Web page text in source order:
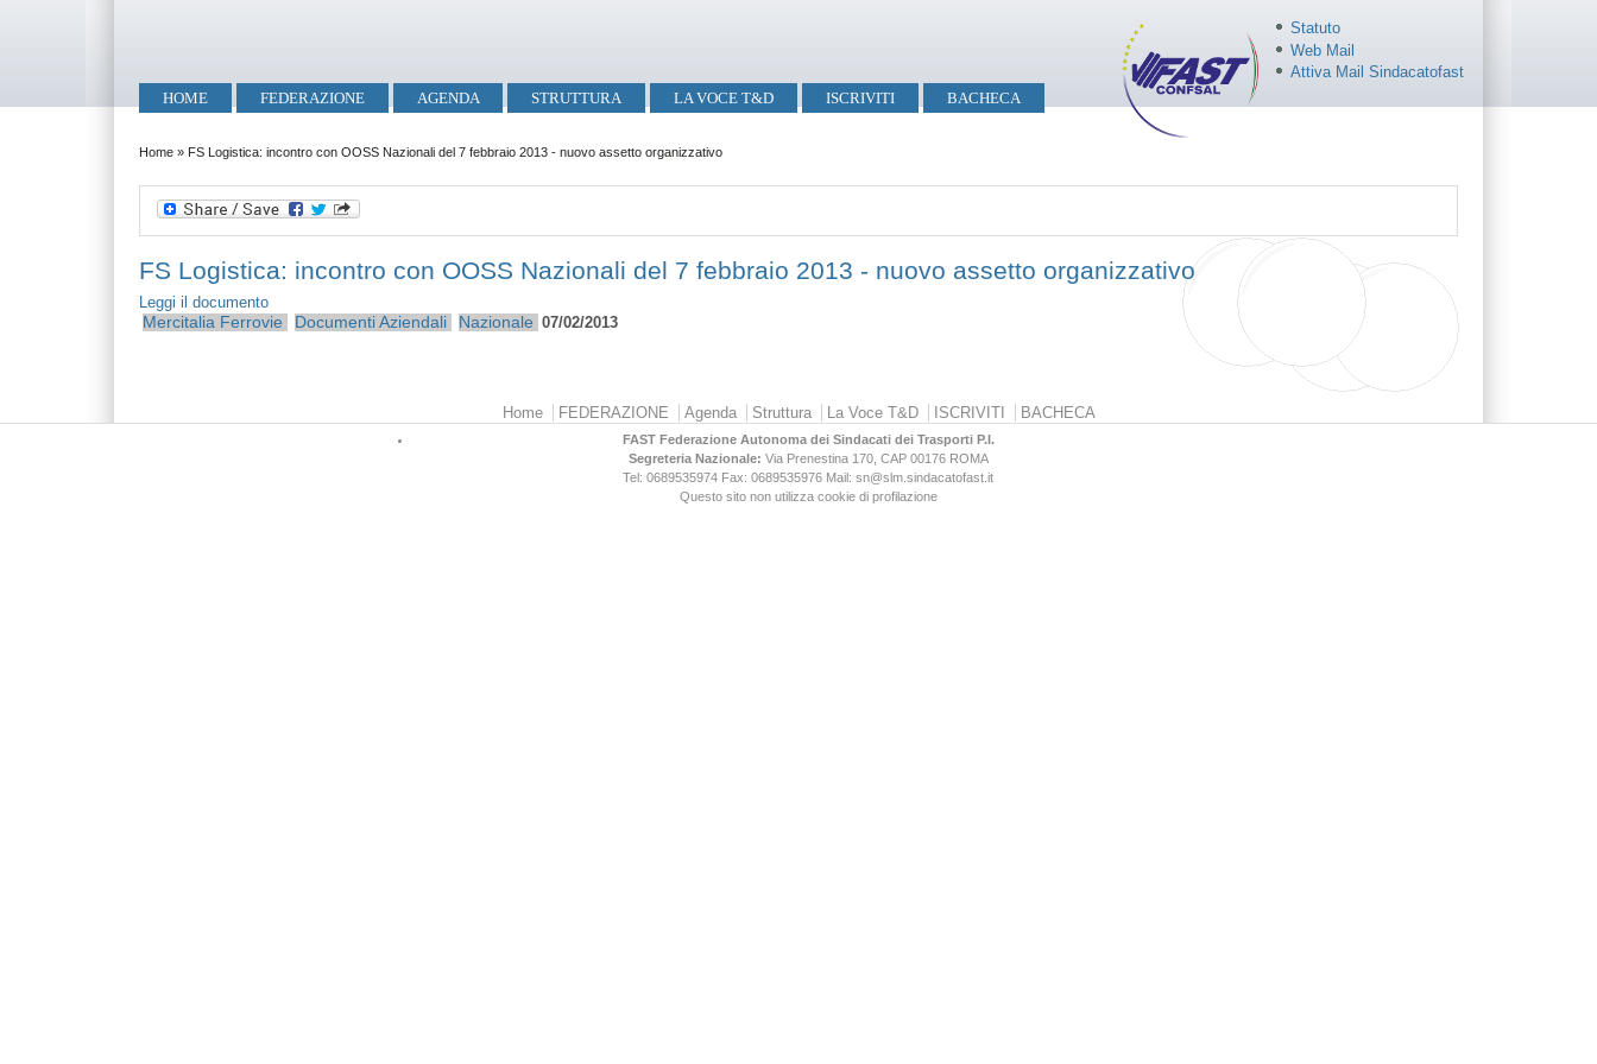
Statuto
Web Mail
Attiva Mail Sindacatofast
Menu principale
HOME FEDERAZIONE AGENDA STRUTTURA LA VOCE T&D ISCRIVITI
BACHECA
Tu sei qui
Home » FS Logistica: incontro con OOSS Nazionali del 7 febbraio 2013 - nuovo assetto organizzativo
FS Logistica: incontro con OOSS Nazionali del 7 febbraio 2013 - nuovo assetto organizzativo
Leggi il documento
Mercitalia Ferrovie Documenti Aziendali Nazionale 07/02/2013
Home FEDERAZIONE Agenda Struttura La Voce T&D ISCRIVITI BACHECA
FAST Federazione Autonoma dei Sindacati dei Trasporti P.I.
Segreteria Nazionale: Via Prenestina 170, CAP 00176ROMA
Tel: 0689535974 Fax: 0689535976 Mail: sn@slm.sindacatofast.it
Questo sito non utilizza cookie di profilazione